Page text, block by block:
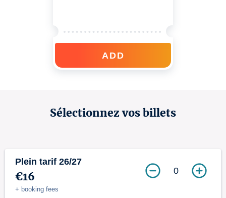
ADD
Sélectionnez vos billets
Plein tarif 26/27
€16
+ booking fees
0